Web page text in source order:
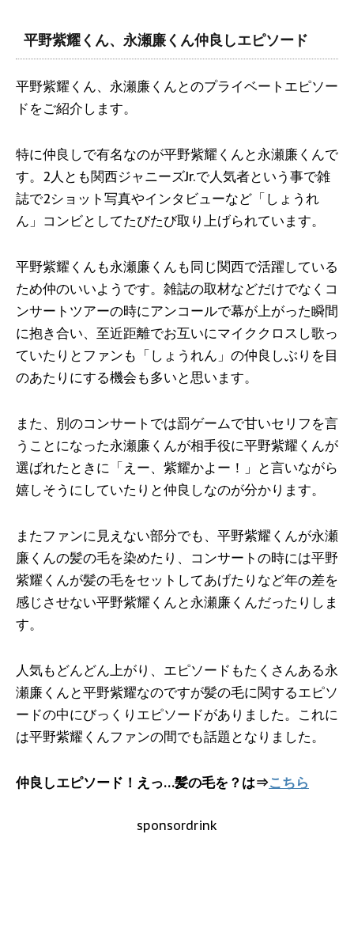
平野紫耀くん、永瀬廉くん仲良しエピソード
平野紫耀くん、永瀬廉くんとのプライベートエピソー
ドをご紹介します。
特に仲良しで有名なのが平野紫耀くんと永瀬廉くんで
す。2人とも関西ジャニーズJr.で人気者という事で雑
誌で2ショット写真やインタビューなど「しょうれ
ん」コンビとしてたびたび取り上げられています。
平野紫耀くんも永瀬廉くんも同じ関西で活躍している
ため仲のいいようです。雑誌の取材などだけでなくコ
ンサートツアーの時にアンコールで幕が上がった瞬間
に抱き合い、至近距離でお互いにマイククロスし歌っ
ていたりとファンも「しょうれん」の仲良しぶりを目
のあたりにする機会も多いと思います。
また、別のコンサートでは罰ゲームで甘いセリフを言
うことになった永瀬廉くんが相手役に平野紫耀くんが
選ばれたときに「えー、紫耀かよー！」と言いながら
嬉しそうにしていたりと仲良しなのが分かります。
またファンに見えない部分でも、平野紫耀くんが永瀬
廉くんの髪の毛を染めたり、コンサートの時には平野
紫耀くんが髪の毛をセットしてあげたりなど年の差を
感じさせない平野紫耀くんと永瀬廉くんだったりしま
す。
人気もどんどん上がり、エピソードもたくさんある永
瀬廉くんと平野紫耀なのですが髪の毛に関するエピソ
ードの中にびっくりエピソードがありました。これに
は平野紫耀くんファンの間でも話題となりました。
仲良しエピソード！えっ…髪の毛を？は⇒こちら
sponsordrink